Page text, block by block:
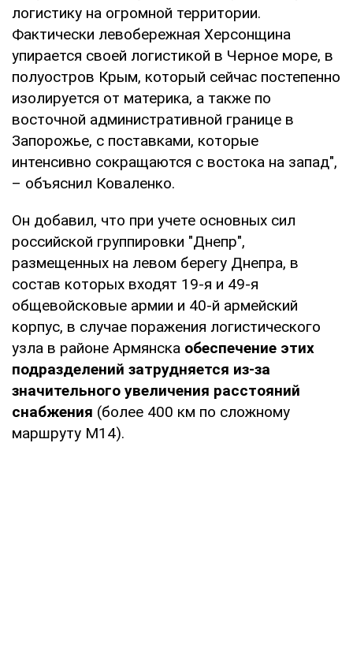
логистику на огромной территории.
Фактически левобережная Херсонщина
упирается своей логистикой в Черное море, в
полуостров Крым, который сейчас постепенно
изолируется от материка, а также по
восточной административной границе в
Запорожье, с поставками, которые
интенсивно сокращаются с востока на запад",
– объяснил Коваленко.
Он добавил, что при учете основных сил
российской группировки "Днепр",
размещенных на левом берегу Днепра, в
состав которых входят 19-я и 49-я
общевойсковые армии и 40-й армейский
корпус, в случае поражения логистического
узла в районе Армянска обеспечение этих
подразделений затрудняется из-за
значительного увеличения расстояний
снабжения (более 400 км по сложному
маршруту М14).